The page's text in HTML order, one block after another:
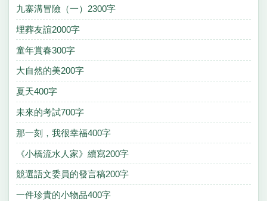
九寨溝冒險（一）2300字
埋葬友誼2000字
童年賞春300字
大自然的美200字
夏天400字
未來的考試700字
那一刻，我很幸福400字
《小橋流水人家》續寫200字
競選語文委員的發言稿200字
一件珍貴的小物品400字